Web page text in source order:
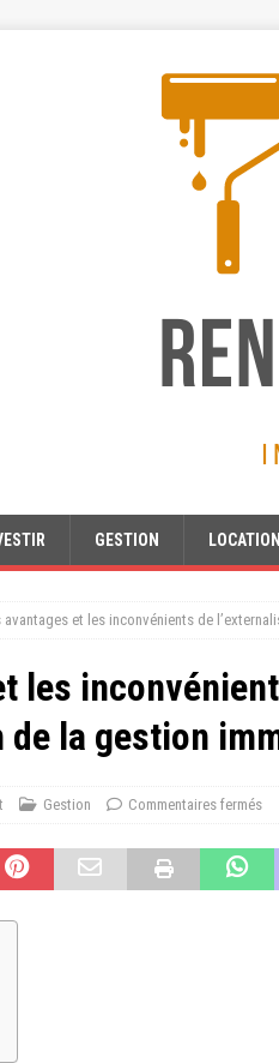
GESTION LOCATION
avantages et les inconvénients de
les
de la gestion
Gestion Commentaires fermés